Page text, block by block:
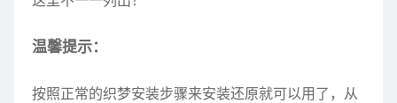
温馨提示：
按照正常的织梦安装步骤来安装还原就可以用了，从